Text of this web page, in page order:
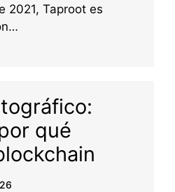
2021, Taproot es
qué